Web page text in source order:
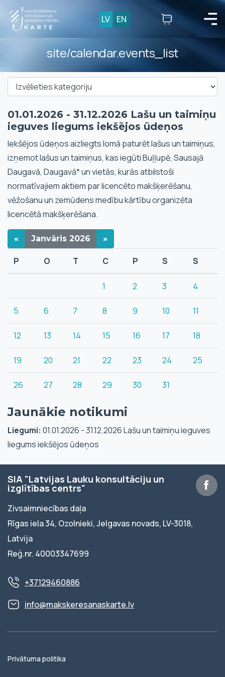
LV EN
site/calendar.events_list
01.01.2026 - 31.12.2026 Lašu un taimiņu
ieguves liegums iekšējos ūdeņos
Iekšējos ūdeņos aizliegts lomā paturēt lašus un taimiņus,
izņemot lašus un taimiņus, kas iegūti Buļļupē, Sausajā
Daugavā, Daugavā* un vietās, kurās atbilstoši
normatīvajiem aktiem par licencēto makšķerēšanu,
vēžošanu un zemūdens medību kārtību organizēta
licencētā makšķerēšana.
« Janvāris 2026 »
P O T C P S S
1 2 3 4
5 6 7 8 9 10 11
12 13 14 15 16 17 18
19 20 21 22 23 24 25
26 27 28 29 30 31
Jaunākie notikumi
Liegumi: 01.01.2026 - 31.12.2026 Lašu un taimiņu ieguves
liegums iekšējos ūdeņos
SIA "Latvijas Lauku konsultāciju un
izglītības centrs"
Zivsaimniecības daļa
Rīgas iela 34, Ozolnieki, Jelgavas novads, LV-3018,
Latvija
Reģ.nr. 40003347699
+37129460886
info@makskeresanaskarte.lv
Privātuma politika